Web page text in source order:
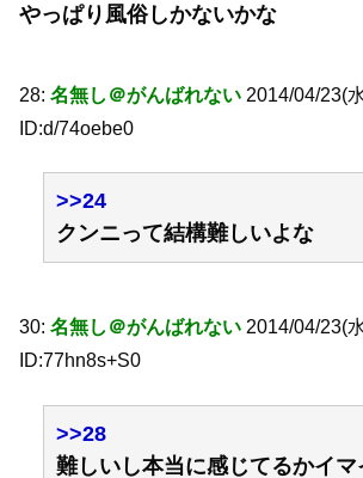
やっぱり風俗しかないかな
28: 名無し＠がんばれない 2014/04/23(
ID:d/74oebe0
>>24
クンニって結構難しいよな
30: 名無し＠がんばれない 2014/04/23(
ID:77hn8s+S0
>>28
難しいし本当に感じてるかイ